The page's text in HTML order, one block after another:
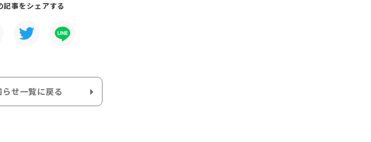
記事をシェアする
らせ一覧に戻る